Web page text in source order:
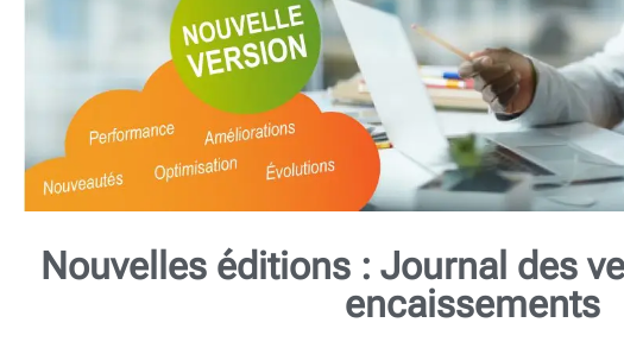
Nouvelles éditions : Journal des
encaissements